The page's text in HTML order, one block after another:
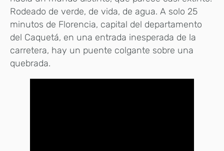
Rodeado de verde, de vida, de agua. A solo 25
minutos de Florencia, capital del departamento
del Caquetá, en una entrada inesperada de la
carretera, hay un puente colgante sobre una
quebrada.